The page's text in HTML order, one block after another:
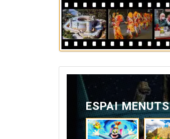
ESPAI MENUTS